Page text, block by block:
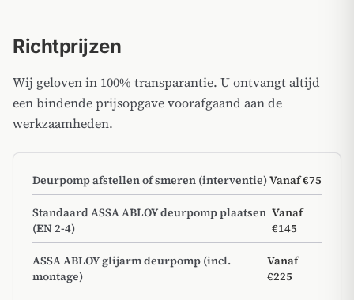
Richtprijzen
Wij geloven in 100% transparantie. U ontvangt altijd
een bindende prijsopgave voorafgaand aan de
werkzaamheden.
Deurpomp afstellen of smeren (interventie)Vanaf €75
Standaard ASSA ABLOY deurpomp plaatsen
(EN 2-4)
Vanaf
€145
ASSA ABLOY glijarm deurpomp (incl.
montage)
Vanaf
€225